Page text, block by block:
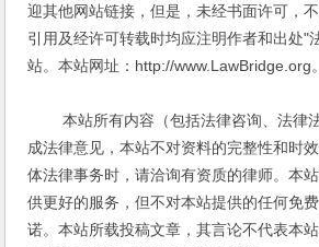
迎其他网站链接，但是，未经书面许可，
引用及经许可转载时均应注明作者和出处"
站。本站网址：http://www.LawBridge.org。
本站所有内容（包括法律咨询、法律
成法律意见，本站不对资料的完整性和时
体法律事务时，请洽询有资质的律师。本
供更好的服务，但不对本站提供的任何免
诺。本站所载投稿文章，其言论不代表本